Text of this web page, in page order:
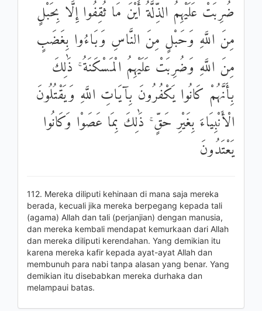
ضُرِبَتْ عَلَيْهِمُ الذِّلَّةُ أَيْنَ مَا ثُقِفُوا إِلَّا بِحَبْلٍ
مِنَ اللَّهِ وَحَبْلٍ مِنَ النَّاسِ وَبَاءُوا بِغَضَبٍ
مِنَ اللَّهِ وَضُرِبَتْ عَلَيْهِمُ الْمَسْكَنَةُ ۚ ذَٰلِكَ
بِأَنَّهُمْ كَانُوا يَكْفُرُونَ بِآيَاتِ اللَّهِ وَيَقْتُلُونَ
الْأَنْبِيَاءَ بِغَيْرِ حَقٍّ ۚ ذَٰلِكَ بِمَا عَصَوْا وَكَانُوا
يَعْتَدُونَ
112. Mereka diliputi kehinaan di mana saja mereka
berada, kecuali jika mereka berpegang kepada tali
(agama) Allah dan tali (perjanjian) dengan manusia,
dan mereka kembali mendapat kemurkaan dari Allah
dan mereka diliputi kerendahan. Yang demikian itu
karena mereka kafir kepada ayat-ayat Allah dan
membunuh para nabi tanpa alasan yang benar. Yang
demikian itu disebabkan mereka durhaka dan
melampaui batas.